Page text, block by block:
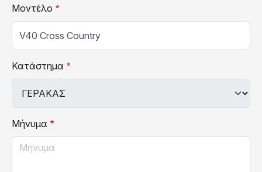
Μοντέλο
Κατάστημα
Μήνυμα